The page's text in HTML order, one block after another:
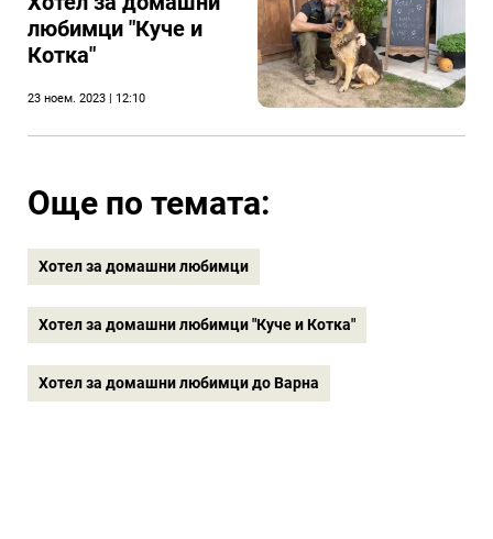
любимци "Куче и
Котка"
23 ноем. 2023 | 12:10
Още по темата:
Хотел за домашни любимци
Хотел за домашни любимци "Куче и Котка"
Хотел за домашни любимци до Варна